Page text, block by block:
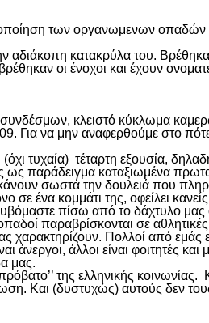
των οργανωμενων οπαδών
κατακρύλα του.
οι ένοχοι και έχουν
συνδέσμων, κλειστό κύκλωμα
Για να μην αναφερθούμε στο
τυχαία) τέταρτη εξουσία,
παράδειγμα καταξιωμένα
σωστά την δουλειά που
ένα κομμάτι της, οφείλει
πίσω από το δάχτυλο
παραβρίσκονται σε
Πολλοί από εμάς
άλλοι είναι φοιτητές και
μας.
της ελληνικής κοινωνίας.
Και (δυστυχώς) αυτούς δεν